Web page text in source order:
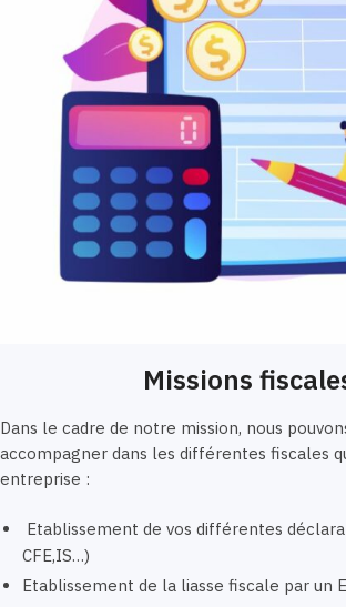
Missions
Dans le cadre de notre mission, nous
accompagner dans les différentes fiscales
entreprise :
Etablissement de vos différentes
CFE,IS…)
Etablissement de la liasse fiscale par un